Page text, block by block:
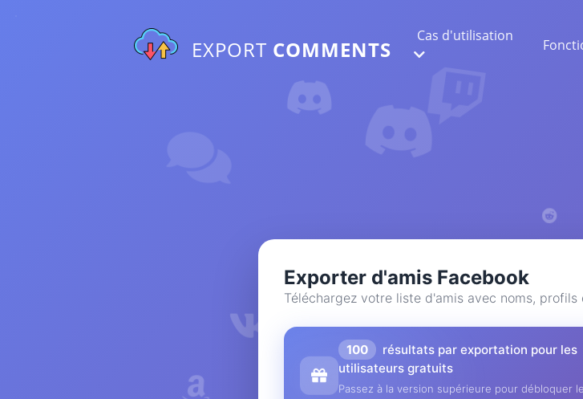
EXPORT COMMENTS
Cas d'utilisation
Réalisez une analyse
commentaires avec
Exporter d'amis Facebook
Téléchargez votre liste d'amis avec noms, profils
100
résultats par exportation pour les
utilisateurs gratuits
Passez à la version supérieure pour débloquer